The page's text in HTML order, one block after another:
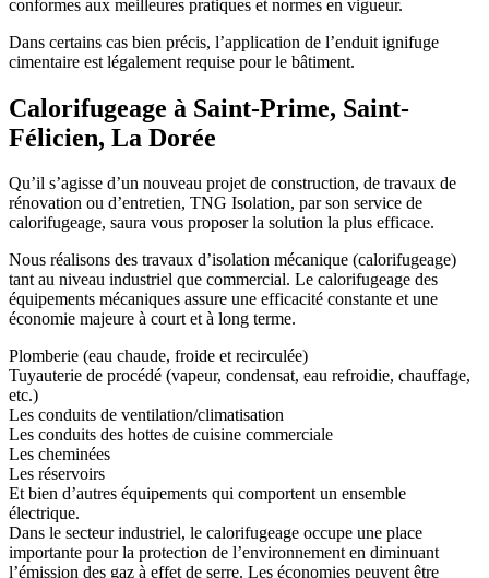
conformes aux meilleures pratiques et normes en vigueur.
Dans certains cas bien précis, l’application de l’enduit ignifuge
cimentaire est légalement requise pour le bâtiment.
Calorifugeage à Saint-Prime, Saint-
Félicien, La Dorée
Qu’il s’agisse d’un nouveau projet de construction, de travaux de
rénovation ou d’entretien, TNG Isolation, par son service de
calorifugeage, saura vous proposer la solution la plus efficace.
Nous réalisons des travaux d’isolation mécanique (calorifugeage)
tant au niveau industriel que commercial. Le calorifugeage des
équipements mécaniques assure une efficacité constante et une
économie majeure à court et à long terme.
Plomberie (eau chaude, froide et recirculée)
Tuyauterie de procédé (vapeur, condensat, eau refroidie, chauffage,
etc.)
Les conduits de ventilation/climatisation
Les conduits des hottes de cuisine commerciale
Les cheminées
Les réservoirs
Et bien d’autres équipements qui comportent un ensemble
électrique.
Dans le secteur industriel, le calorifugeage occupe une place
importante pour la protection de l’environnement en diminuant
l’émission des gaz à effet de serre. Les économies peuvent être